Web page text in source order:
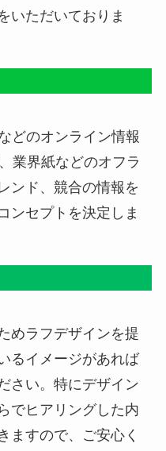
いただいておりま
どのオンライン情報
業界紙などのオフラ
ンド、競合の情報を
ンセプトを決定しま
めラフデザインを提
るイメージがあれば
さい。特にデザイン
でヒアリングした内
ますので、ご安心く